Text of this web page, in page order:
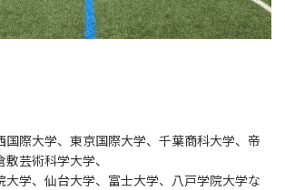
国際大学、東京国際大学、千葉商科大学、帝
芸術科学大学、
大学、仙台大学、富士大学、八戸学院大学な